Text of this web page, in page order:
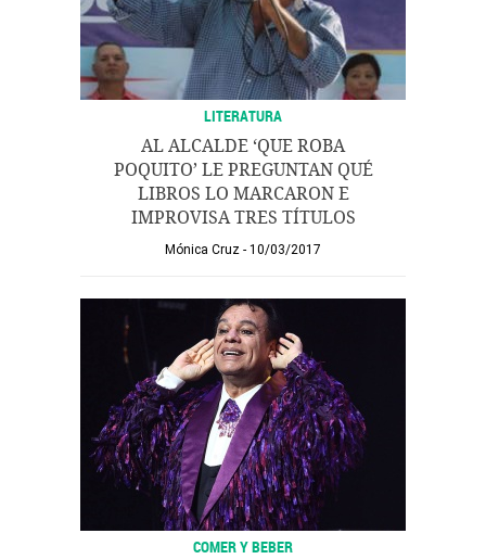
LITERATURA
AL ALCALDE ‘QUE ROBA
POQUITO’ LE PREGUNTAN QUÉ
LIBROS LO MARCARON E
IMPROVISA TRES TÍTULOS
Mónica Cruz 10/03/2017
COMER Y BEBER